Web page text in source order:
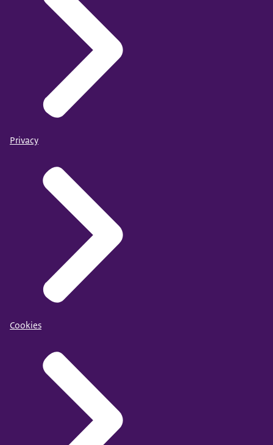
Privacy
Cookies